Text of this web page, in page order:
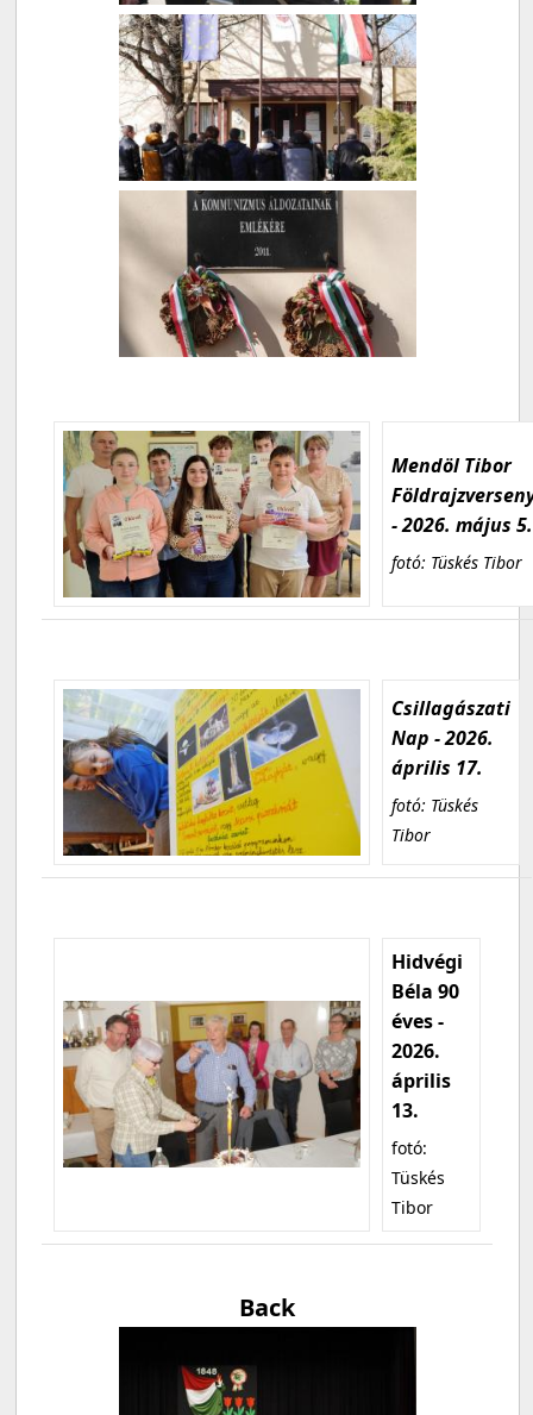
Mendöl Tibor
- 2026. május 5.
fotó: Tüskés Tibor
Csillagászati
Nap - 2026.
április 17.
fotó: Tüskés
Tibor
Hidvégi
Béla 90
éves -
2026.
április
13.
fotó:
Tüskés
Tibor
Back